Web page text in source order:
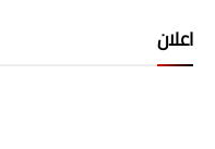
اعلان